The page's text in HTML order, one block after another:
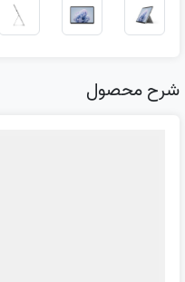
شرح محصول